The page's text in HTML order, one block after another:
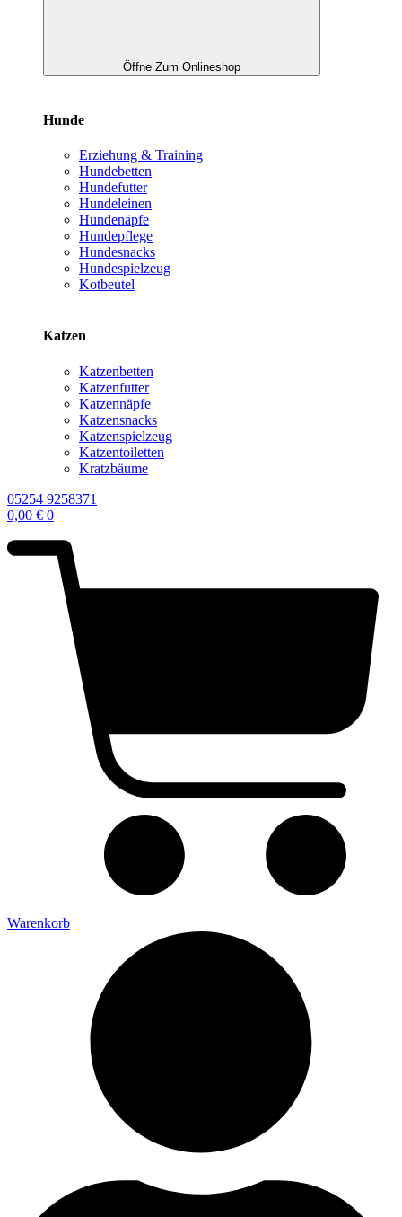
Öffne Zum Onlineshop
Hunde
Erziehung & Training
Hundebetten
Hundefutter
Hundeleinen
Hundenäpfe
Hundepflege
Hundesnacks
Hundespielzeug
Kotbeutel
Katzen
Katzenbetten
Katzenfutter
Katzennäpfe
Katzensnacks
Katzenspielzeug
Katzentoiletten
Kratzbäume
05254 9258371
0,00 € 0
Warenkorb